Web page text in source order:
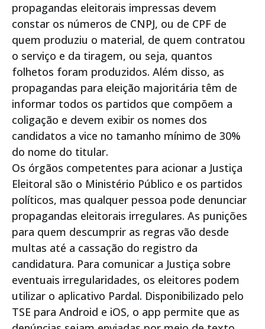
propagandas eleitorais impressas devem
constar os números de CNPJ, ou de CPF de
quem produziu o material, de quem contratou
o serviço e da tiragem, ou seja, quantos
folhetos foram produzidos. Além disso, as
propagandas para eleição majoritária têm de
informar todos os partidos que compõem a
coligação e devem exibir os nomes dos
candidatos a vice no tamanho mínimo de 30%
do nome do titular.
Os órgãos competentes para acionar a Justiça
Eleitoral são o Ministério Público e os partidos
políticos, mas qualquer pessoa pode denunciar
propagandas eleitorais irregulares. As punições
para quem descumprir as regras vão desde
multas até a cassação do registro da
candidatura. Para comunicar a Justiça sobre
eventuais irregularidades, os eleitores podem
utilizar o aplicativo Pardal. Disponibilizado pelo
TSE para Android e iOS, o app permite que as